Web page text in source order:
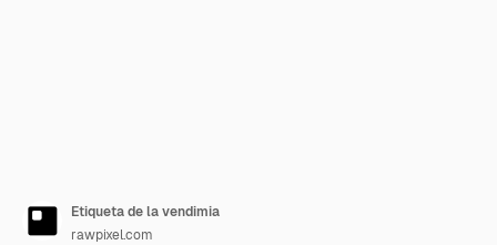
Etiqueta de la vendimia
rawpixel.com